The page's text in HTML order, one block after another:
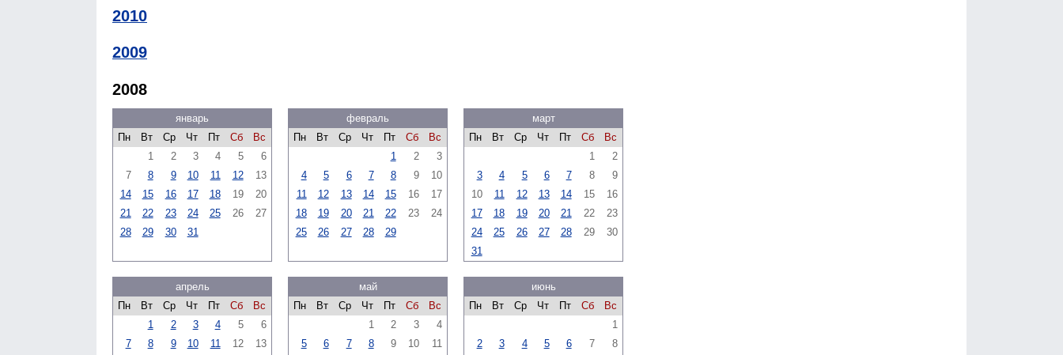
2010
2009
2008
январь
Пн
Вт Ср Чт Пт Сб
Вс
1
2 3 4 5
6
7
8 9 10 11 12
13
14
15 16 17 18 19
20
21
22 23 24 25 26
27
28
29 30 31
февраль
Пн
Вт Ср Чт Пт Сб
Вс
1
2
3
4
5 6 7 8 9
10
11
12 13 14 15 16
17
18
19 20 21 22 23
24
25
26 27 28 29
март
Пн
Вт Ср Чт Пт Сб
Вс
1
2
3
4 5 6 7 8
9
10
11 12 13 14 15
16
17
18 19 20 21 22
23
24
25 26 27 28 29
30
31
апрель
Пн
Вт Ср Чт Пт Сб
Вс
1
2 3 4 5
6
7
8 9 10 11 12
13
май
Пн
Вт Ср Чт Пт Сб
Вс
1
2 3
4
5
6 7 8 9 10
11
июнь
Пн
Вт Ср Чт Пт Сб
Вс
1
2
3 4 5 6 7
8